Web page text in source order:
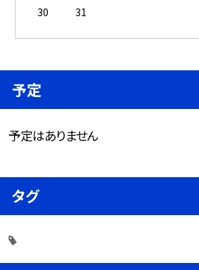
30
31
予定
予定はありません
タグ